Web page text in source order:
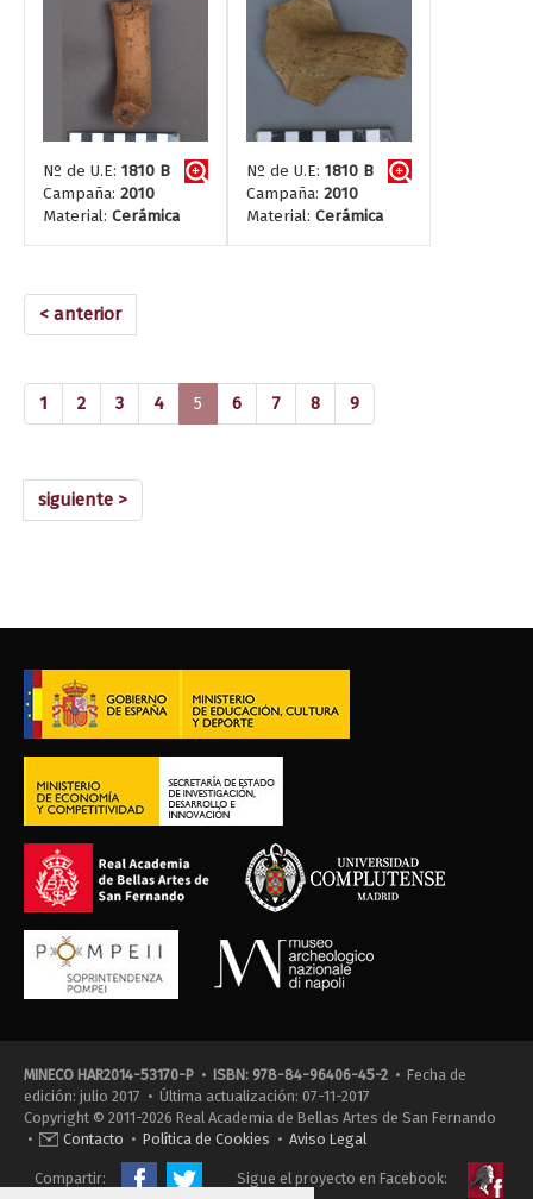
Nº de U.E: 1810 B
Campaña: 2010
Material: Cerámica
Nº de U.E: 1810 B
Campaña: 2010
Material: Cerámica
< anterior
1 2 3 4 5 (current)
6 7 8 9
siguiente >
MINECO HAR2014-53170-P • ISBN: 978-84-96406-45-2 • Fecha de
edición: julio 2017 • Última actualización: 07-11-2017
Copyright © 2011-2026 Real Academia de Bellas Artes de San Fernando
•
Contacto • Política de Cookies • Aviso Legal
Sigue el proyecto en Facebook:
Compartir: